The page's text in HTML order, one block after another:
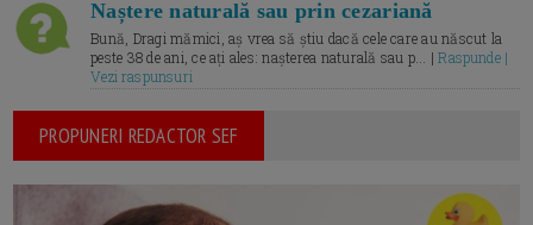
Naștere naturală sau prin cezariană
Bună, Dragi mămici, aș vrea să știu dacă cele care au născut la
peste 38 de ani, ce ați ales: nașterea naturală sau p... |Raspunde |
Vezi raspunsuri
PROPUNERI REDACTOR SEF